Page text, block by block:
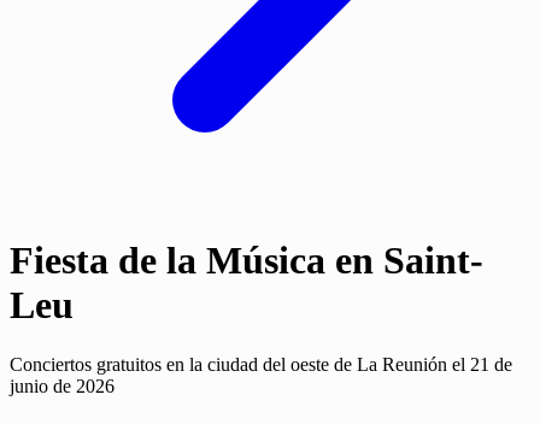
Fiesta de la Música en Saint-
Leu
Conciertos gratuitos en la ciudad del oeste de La Reunión el 21 de
junio de 2026